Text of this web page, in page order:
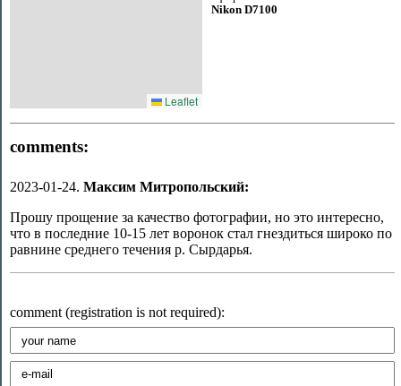
Leaflet
Nikon D7100
comments:
2023-01-24. Максим Митропольский:
Прошу прощение за качество фотографии, но это интересно,
что в последние 10-15 лет воронок стал гнездиться широко по
равнине среднего течения р. Сырдарья.
comment (registration is not required):